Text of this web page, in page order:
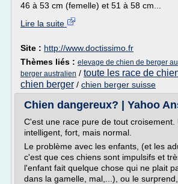
46 à 53 cm (femelle) et 51 à 58 cm...
Lire la suite
Site : http://www.doctissimo.fr
Thèmes liés : elevage de chien de berger
berger australien / toute les race de
chien berger / chien berger suisse
Chien dangereux? | Yahoo
C'est une race pure de tout croisement.
intelligent, fort, mais normal.
Le problème avec les enfants, (et les
c'est que ces chiens sont impulsifs et
l'enfant fait quelque chose qui ne plait
dans la gamelle, mal,...), ou le